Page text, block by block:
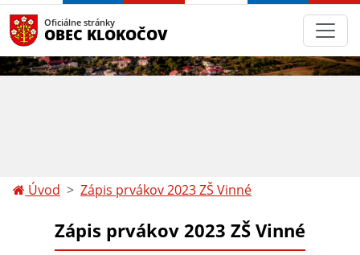
Oficiálne stránky
OBEC KLOKOČOV
Úvod Zápis prvákov 2023 ZŠ Vinné
Zápis prvákov 2023 ZŠ Vinné